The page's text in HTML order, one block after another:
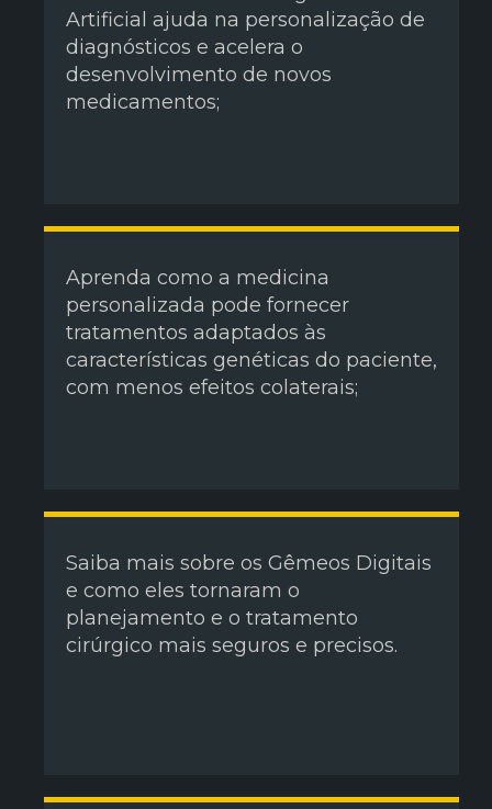
Artificial ajuda na personalização de
diagnósticos e acelera o
desenvolvimento de novos
medicamentos;
Aprenda como a medicina
personalizada pode fornecer
tratamentos adaptados às
características genéticas do paciente,
com menos efeitos colaterais;
Saiba mais sobre os Gêmeos Digitais
e como eles tornaram o
planejamento e o tratamento
cirúrgico mais seguros e precisos.